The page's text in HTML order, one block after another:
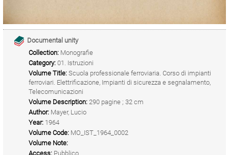
Documental unity
Collection: Monografie
Category: 01. Istruzioni
Volume Title: Scuola professionale ferroviaria. Corso di impianti
ferroviari. Elettrificazione, Impianti di sicurezza e segnalamento,
Telecomunicazioni
Volume Description: 290 pagine ; 32 cm
Author: Mayer, Lucio
Year: 1964
Volume Code: MO_IST_1964_0002
Volume Note:
Access: Pubblico